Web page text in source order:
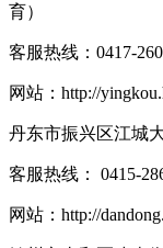
育）
客服热线： 0417-
网站： http://
丹东市振兴区江城
客服热线： 0415-
网站： http://